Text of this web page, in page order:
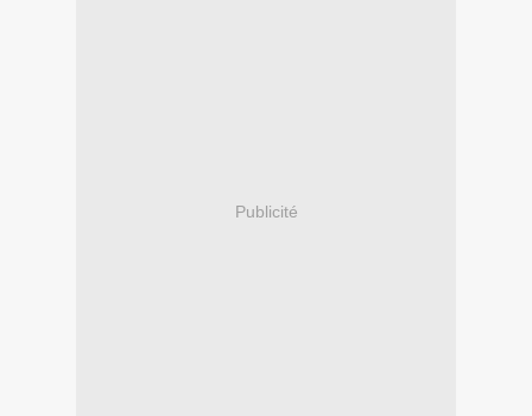
Publicité